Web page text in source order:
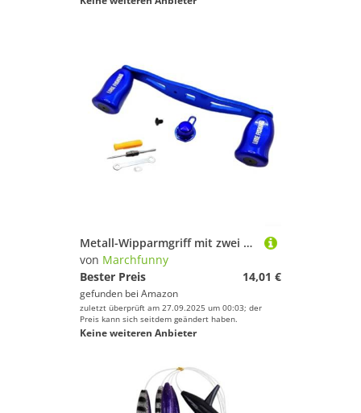
Metall-Wipparmgriff mit zwei Kugellagern für FAIWA für ABU für TATULA-Serie, Aluminium-Legierung für zuverlässige Angelrollenleistung (linke Hand blau)
von Marchfunny
Bester Preis
14,01 €
gefunden bei Amazon
zuletzt überprüft am 27.09.2025 um 00:03; der
Preis kann sich seitdem geändert haben.
Keine weiteren Anbieter